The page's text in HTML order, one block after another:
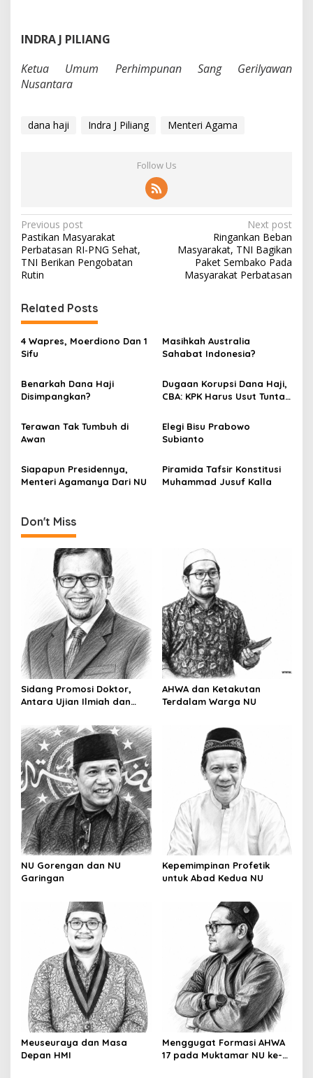
INDRA J PILIANG
Ketua Umum Perhimpunan Sang Gerilyawan
Nusantara
dana haji Indra J Piliang Menteri Agama
Follow Us
P
o
s
n
a
v
g
a
t
i
o
n
Previous post
Pastikan Masyarakat
Perbatasan RI-PNG Sehat,
TNI Berikan Pengobatan
Rutin
Next post
Ringankan Beban
Masyarakat, TNI Bagikan
Paket Sembako Pada
Masyarakat Perbatasan
Related Posts
4 Wapres, Moerdiono Dan 1
Sifu
Masihkah Australia
Sahabat Indonesia?
Benarkah Dana Haji
Disimpangkan?
Dugaan Korupsi Dana Haji,
CBA: KPK Harus Usut Tuntas
Terawan Tak Tumbuh di
Awan
Elegi Bisu Prabowo
Subianto
Siapapun Presidennya,
Menteri Agamanya Dari NU
Piramida Tafsir Konstitusi
Muhammad Jusuf Kalla
Don't Miss
Sidang Promosi Doktor,
Antara Ujian Ilmiah dan
AHWA dan Ketakutan
Terdalam Warga NU
NU Gorengan dan NU
Garingan
Kepemimpinan Profetik
untuk Abad Kedua NU
Meuseuraya dan Masa
Depan HMI
Menggugat Formasi AHWA
17 pada Muktamar NU ke-